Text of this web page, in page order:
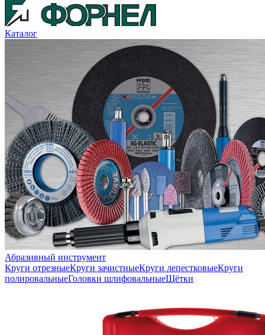
Каталог
Абразивный инструмент
Круги отрезныеКруги зачистныеКруги лепестковыеКруги
полировальныеГоловки шлифовальныеЩётки